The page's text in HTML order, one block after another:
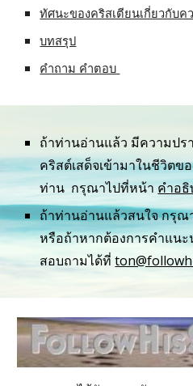
ทัศนะของคริสเตียนเกี่ยวกับค
บทสรุป
คำถาม คำตอบ
ถ้าท่านอ่านแล้ว มีความปร
คริสต์เสด็จเข้ามาในชีวิตข
ท่าน  กรุณาไปที่หน้า คำอ
ถ้าท่านอ่านแล้วสนใจ กรุ
หรือถ้าหากต้องการคำแนะ
สอบถามได้ที่